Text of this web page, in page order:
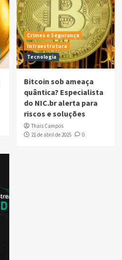
Crimes e Segurança
Infraestrutura
Tecnologia
Bitcoin sob ameaça
quântica? Especialista
do NIC.br alerta para
riscos e soluções
Thais Campos
21 de abril de 2025
0